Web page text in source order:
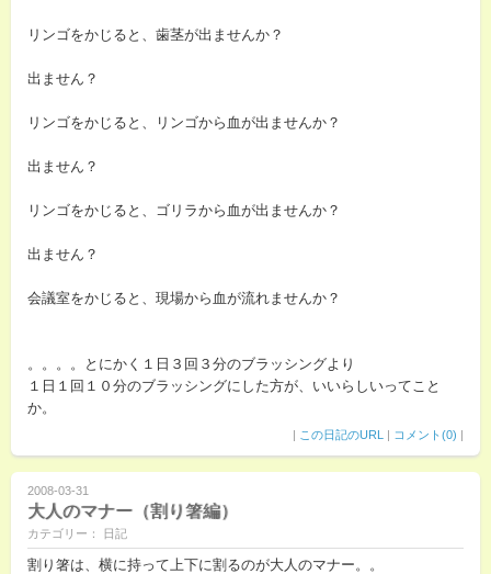
リンゴをかじると、歯茎が出ませんか？
出ません？
リンゴをかじると、リンゴから血が出ませんか？
出ません？
リンゴをかじると、ゴリラから血が出ませんか？
出ません？
会議室をかじると、現場から血が流れませんか？
。。。。とにかく１日３回３分のブラッシングより
１日１回１０分のブラッシングにした方が、いいらしいってこと
か。
| この日記のURL | コメント(0) |
2008-03-31
大人のマナー（割り箸編）
カテゴリー： 日記
割り箸は、横に持って上下に割るのが大人のマナー。。